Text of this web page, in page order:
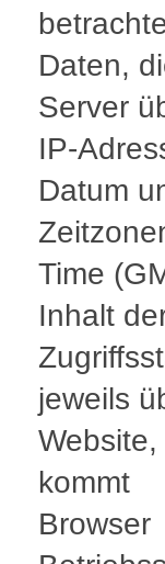
Daten,
Server
IP-
Datum
Time
Inhalt
jeweils
kommt
Browser